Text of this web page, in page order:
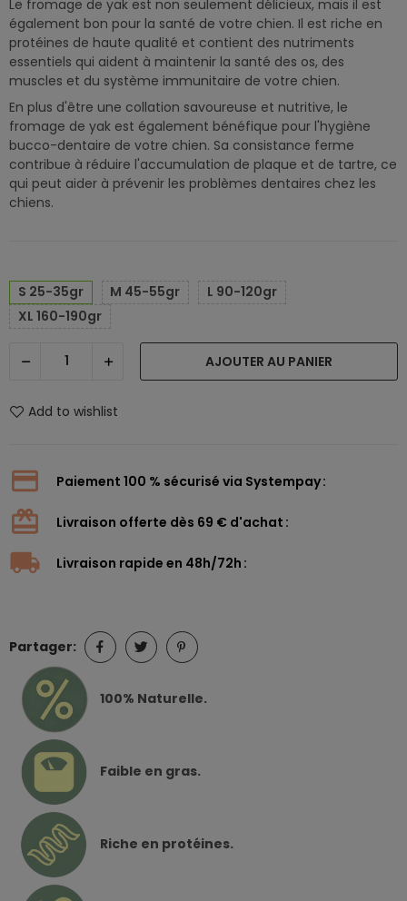
Le fromage de yak est non seulement délicieux, mais il est
également bon pour la santé de votre chien. Il est riche en
protéines de haute qualité et contient des nutriments
essentiels qui aident à maintenir la santé des os, des
muscles et du système immunitaire de votre chien.
En plus d'être une collation savoureuse et nutritive, le
fromage de yak est également bénéfique pour l'hygiène
bucco-dentaire de votre chien. Sa consistance ferme
contribue à réduire l'accumulation de plaque et de tartre, ce
qui peut aider à prévenir les problèmes dentaires chez les
chiens.
S 25-35gr M 45-55gr
L 90-120gr
XL 160-190gr
AJOUTER AU PANIER
Add to wishlist
Paiement 100 % sécurisé via Systempay
Livraison offerte dès 69 € d'achat
Livraison rapide en 48h/72h
Partager:
100% Naturelle.
Faible en gras.
Riche en protéines.